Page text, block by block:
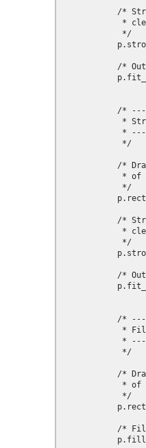
/*
*
             */
/*
/*
*
*
             */
/*
* of
             */
/*
*
             */
/*
/*
*
*
             */
/*
* of
             */
/*